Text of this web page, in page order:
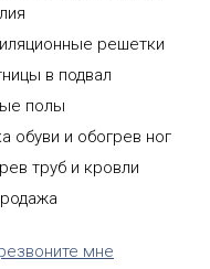
решетки
в подвал
полы
обуви и обогрев ног
труб и кровли
мне